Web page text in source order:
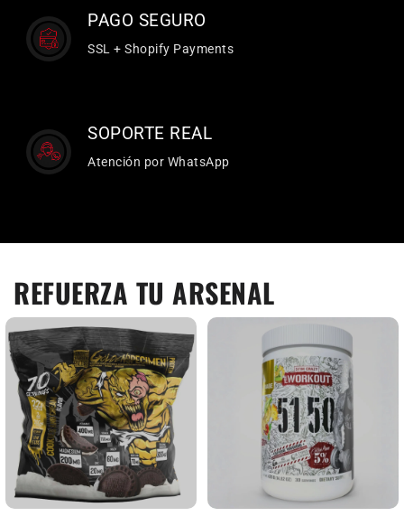
PAGO SEGURO
SSL + Shopify Payments
SOPORTE REAL
Atención por WhatsApp
REFUERZA TU ARSENAL